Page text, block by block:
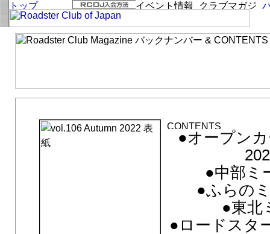
●オープン
●中部ミ
●ふらの
●東北
●ロードスタ